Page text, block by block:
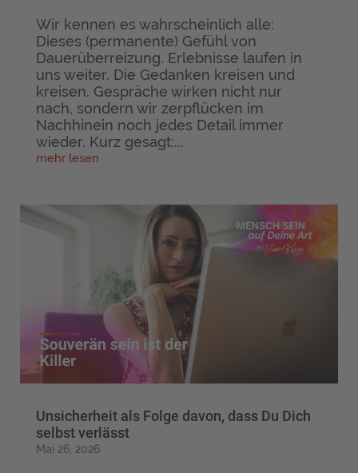
Wir kennen es wahrscheinlich alle:
Dieses (permanente) Gefühl von
Dauerüberreizung. Erlebnisse laufen in
uns weiter. Die Gedanken kreisen und
kreisen. Gespräche wirken nicht nur
nach, sondern wir zerpflücken im
Nachhinein noch jedes Detail immer
wieder. Kurz gesagt:...
mehr lesen
Unsicherheit als Folge davon, dass Du Dich
selbst verlässt
Mai 26, 2026